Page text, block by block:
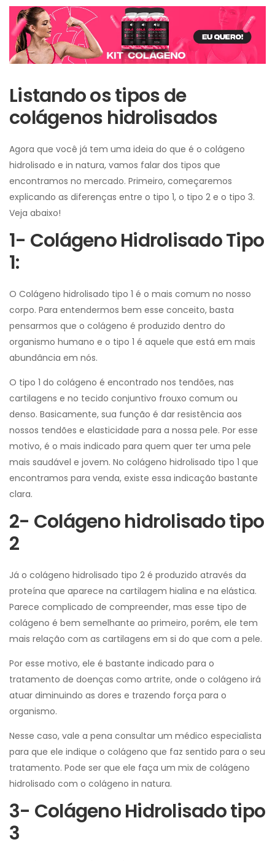
Listando os tipos de
colágenos hidrolisados
Agora que você já tem uma ideia do que é o colágeno
hidrolisado e in natura, vamos falar dos tipos que
encontramos no mercado. Primeiro, começaremos
explicando as diferenças entre o tipo 1, o tipo 2 e o tipo 3.
Veja abaixo!
1- Colágeno Hidrolisado Tipo
1:
O Colágeno hidrolisado tipo 1 é o mais comum no nosso
corpo. Para entendermos bem esse conceito, basta
pensarmos que o colágeno é produzido dentro do
organismo humano e o tipo 1 é aquele que está em mais
abundância em nós.
O tipo 1 do colágeno é encontrado nos tendões, nas
cartilagens e no tecido conjuntivo frouxo comum ou
denso. Basicamente, sua função é dar resistência aos
nossos tendões e elasticidade para a nossa pele. Por esse
motivo, é o mais indicado para quem quer ter uma pele
mais saudável e jovem. No colágeno hidrolisado tipo 1 que
encontramos para venda, existe essa indicação bastante
clara.
2- Colágeno hidrolisado tipo
2
Já o colágeno hidrolisado tipo 2 é produzido através da
proteína que aparece na cartilagem hialina e na elástica.
Parece complicado de compreender, mas esse tipo de
colágeno é bem semelhante ao primeiro, porém, ele tem
mais relação com as cartilagens em si do que com a pele.
Por esse motivo, ele é bastante indicado para o
tratamento de doenças como artrite, onde o colágeno irá
atuar diminuindo as dores e trazendo força para o
organismo.
Nesse caso, vale a pena consultar um médico especialista
para que ele indique o colágeno que faz sentido para o seu
tratamento. Pode ser que ele faça um mix de colágeno
hidrolisado com o colágeno in natura.
3- Colágeno Hidrolisado tipo
3